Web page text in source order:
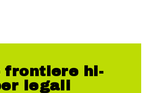
frontiere hi-
legali